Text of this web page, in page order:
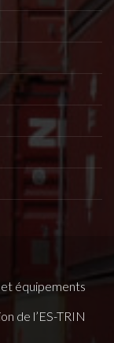
équipements
de l’ES-TRIN